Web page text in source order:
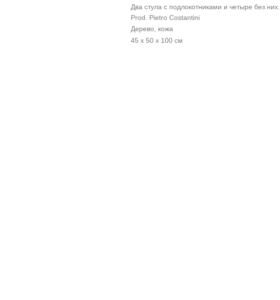
Два стула с подлокотниками и четыре без них.
Prod. Pietro Costantini
Дерево, кожа
45 x 50 x 100 см